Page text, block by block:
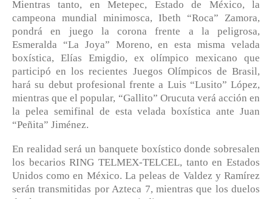
Mientras tanto, en Metepec, Estado de México, la
campeona mundial minimosca, Ibeth “Roca” Zamora,
pondrá en juego la corona frente a la peligrosa,
Esmeralda “La Joya” Moreno, en esta misma velada
boxística, Elías Emigdio, ex olímpico mexicano que
participó en los recientes Juegos Olímpicos de Brasil,
hará su debut profesional frente a Luis “Lusito” López,
mientras que el popular, “Gallito” Orucuta verá acción en
la pelea semifinal de esta velada boxística ante Juan
“Peñita” Jiménez.
En realidad será un banquete boxístico donde sobresalen
los becarios RING TELMEX-TELCEL, tanto en Estados
Unidos como en México. La peleas de Valdez y Ramírez
serán transmitidas por Azteca 7, mientras que los duelos